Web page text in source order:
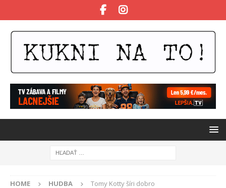
HOME HUDBA Tomy Kotty šíri dobro